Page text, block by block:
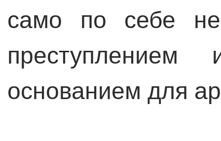
само по себе не
основанием для